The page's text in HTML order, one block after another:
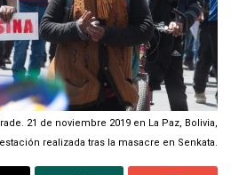
21 de noviembre 2019 en La Paz, Bolivia,
realizada tras la masacre en Senkata.